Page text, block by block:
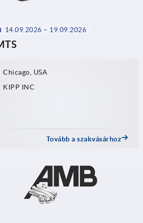
14.09.2026 – 19.09.2026
Chicago, USA
KIPP INC
Tovább a szakvásárhoz